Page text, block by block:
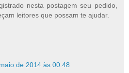
nesta postagem seu pedido,
leitores que possam te ajudar.
de 2014 às 00:48